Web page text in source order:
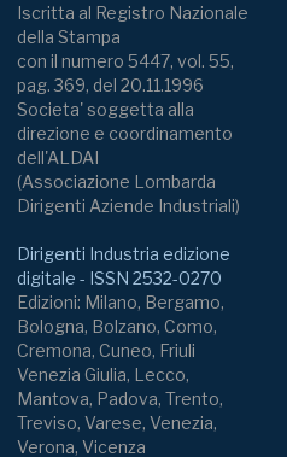
Iscritta al Registro Nazionale
della Stampa
con il numero 5447, vol. 55,
pag. 369, del 20.11.1996
Societa' soggetta alla
direzione e coordinamento
dell'ALDAI
(Associazione Lombarda
Dirigenti Aziende Industriali)
Dirigenti Industria edizione
digitale - ISSN 2532-0270
Edizioni: Milano, Bergamo,
Bologna, Bolzano, Como,
Cremona, Cuneo, Friuli
Venezia Giulia, Lecco,
Mantova, Padova, Trento,
Treviso, Varese, Venezia,
Verona, Vicenza